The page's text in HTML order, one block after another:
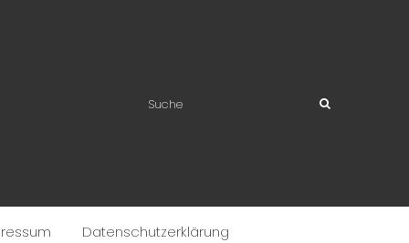
Datenschutzerklärung